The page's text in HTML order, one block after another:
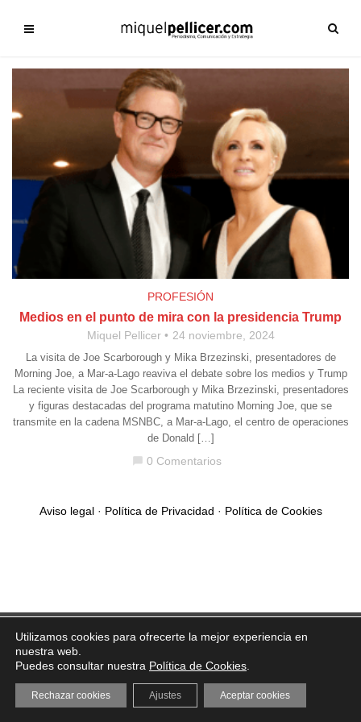
PROFESIÓN
Medios en el punto de mira con la presidencia Trump
Miquel Pellicer 24 noviembre, 2024
La visita de Joe Scarborough y Mika Brzezinski, presentadores de
Morning Joe, a Mar-a-Lago reaviva el debate sobre los medios y Trump
La reciente visita de Joe Scarborough y Mika Brzezinski, presentadores
y figuras destacadas del programa matutino Morning Joe, que se
transmite en la cadena MSNBC, a Mar-a-Lago, el centro de operaciones
de Donald […]
chat_bubble 0 Comentarios
Aviso legal· Política de Privacidad · Política de Cookies
Utilizamos cookies para ofrecerte la mejor experiencia en
nuestra web.
Puedes consultar nuestra Política de Cookies
Aceptar cookies
Rechazar cookies Ajustes